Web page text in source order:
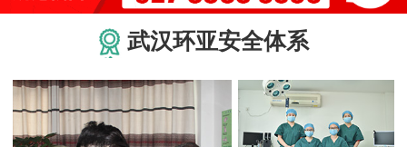
武汉环亚安全体系